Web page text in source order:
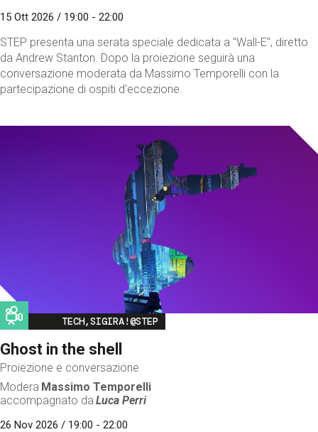
15 Ott 2026 / 19:00 - 22:00
STEP presenta una serata speciale dedicata a "Wall-E", diretto
da Andrew Stanton. Dopo la proiezione seguirà una
conversazione moderata da Massimo Temporelli con la
partecipazione di ospiti d'eccezione.
Image
TECH,SIGIRA!@STEP
Ghost in the shell
Proiezione e conversazione
Modera Massimo Temporelli
accompagnato da Luca Perri
26 Nov 2026 / 19:00 - 22:00